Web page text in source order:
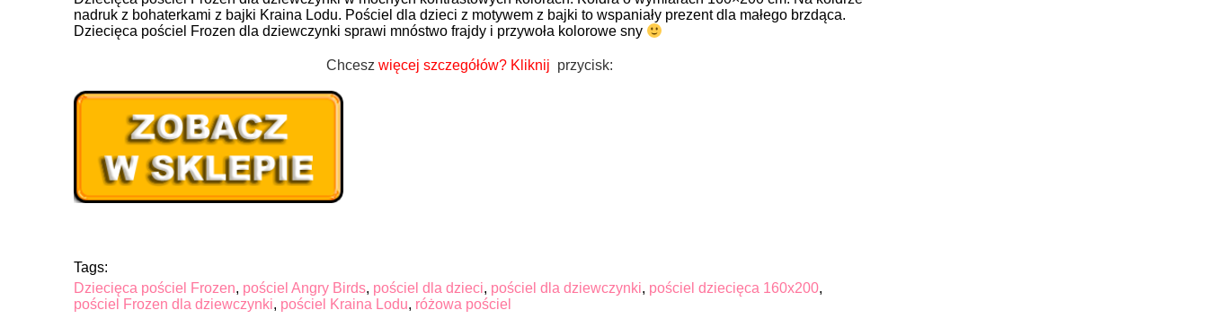
nadruk z bohaterkami z bajki Kraina Lodu. Pościel dla dzieci z motywem z bajki to wspaniały prezent dla małego brzdąca.
Dziecięca pościel Frozen dla dziewczynki sprawi mnóstwo frajdy i przywoła kolorowe sny
Chcesz więcej szczegółów? Kliknij przycisk:
Tags:
Dziecięca pościel Frozen, pościel Angry Birds, pościel dla dzieci, pościel dla dziewczynki, pościel dziecięca 160x200,
pościel Frozen dla dziewczynki, pościel Kraina Lodu, różowa pościel